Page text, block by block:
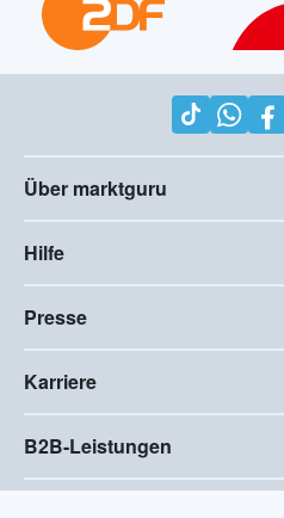
Über marktguru
Hilfe
Presse
Karriere
B2B-Leistungen